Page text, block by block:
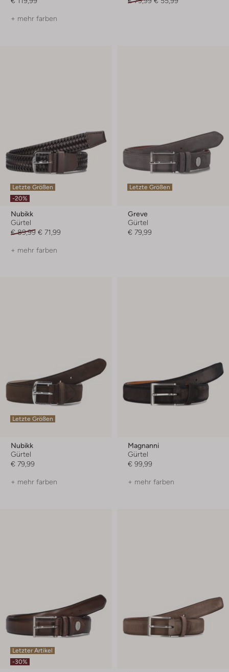
+ mehr farben
Letzte Größen
-20%
Nubikk
Gürtel
€ 89,99 € 71,99
+ mehr farben
Letzte Größen
Greve
Gürtel
€ 79,99
Letzte Größen
Nubikk
Gürtel
€ 79,99
+ mehr farben
Magnanni
Gürtel
€ 99,99
+ mehr farben
Letzter Artikel
-30%